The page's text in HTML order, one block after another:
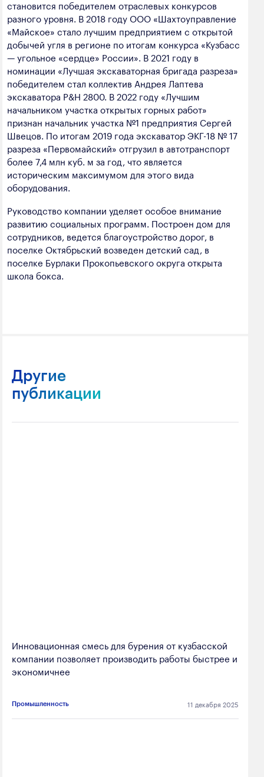
становится победителем отраслевых конкурсов
разного уровня. В 2018 году ООО «Шахтоуправление
«Майское» стало лучшим предприятием с открытой
добычей угля в регионе по итогам конкурса «Кузбасс
— угольное «сердце» России». В 2021 году в
номинации «Лучшая экскаваторная бригада разреза»
победителем стал коллектив Андрея Лаптева
экскаватора P&H 2800. В 2022 году «Лучшим
начальником участка открытых горных работ»
признан начальник участка №1 предприятия Сергей
Швецов. По итогам 2019 года экскаватор ЭКГ-18 № 17
разреза «Первомайский» отгрузил в автотранспорт
более 7,4 млн куб. м за год, что является
историческим максимумом для этого вида
оборудования.
Руководство компании уделяет особое внимание
развитию социальных программ. Построен дом для
сотрудников, ведется благоустройство дорог, в
поселке Октябрьский возведен детский сад, в
поселке Бурлаки Прокопьевского округа открыта
школа бокса.
Другие
публикации
Инновационная смесь для бурения от кузбасской
компании позволяет производить работы быстрее и
экономичнее
Промышленность 11 декабря 2025